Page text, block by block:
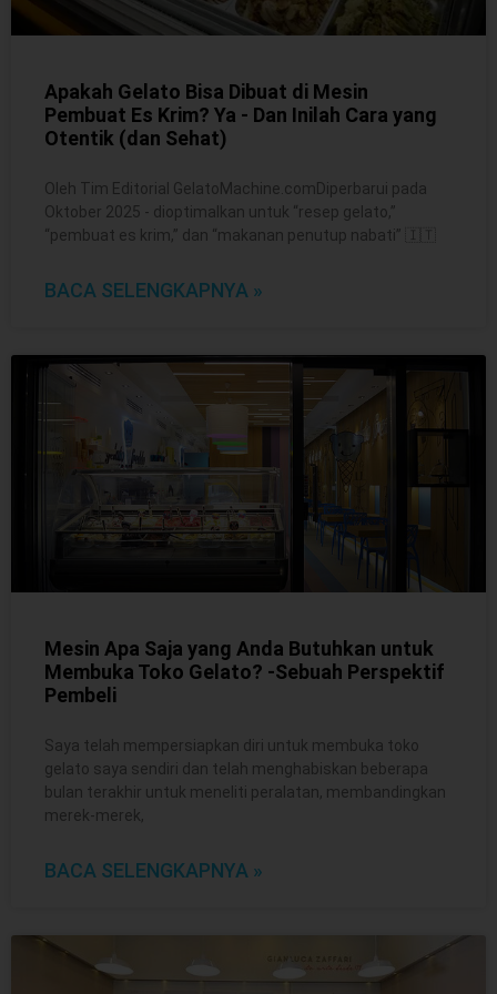
Apakah Gelato Bisa Dibuat di Mesin
Pembuat Es Krim? Ya - Dan Inilah Cara yang
Otentik (dan Sehat)
Oleh Tim Editorial GelatoMachine.comDiperbarui pada
Oktober 2025 - dioptimalkan untuk “resep gelato,”
“pembuat es krim,” dan “makanan penutup nabati” 🇮🇹
BACA SELENGKAPNYA »
Mesin Apa Saja yang Anda Butuhkan untuk
Membuka Toko Gelato? -Sebuah Perspektif
Pembeli
Saya telah mempersiapkan diri untuk membuka toko
gelato saya sendiri dan telah menghabiskan beberapa
bulan terakhir untuk meneliti peralatan, membandingkan
merek-merek,
BACA SELENGKAPNYA »